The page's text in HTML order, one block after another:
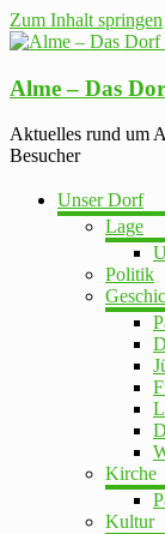
Zum Inhalt springen
Alme – Das
Aktuelles rund um
Besucher
Unser Dorf
Lage
Politik
Kirche
Kultur